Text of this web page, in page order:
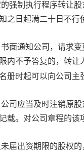
强制执行程序转让
之日起满二十日不
面通知公司，请求
内不予答复的，转
册时起可以向公司主
司应当及时注销原
载。对公司章程的该
届出资期限的股权